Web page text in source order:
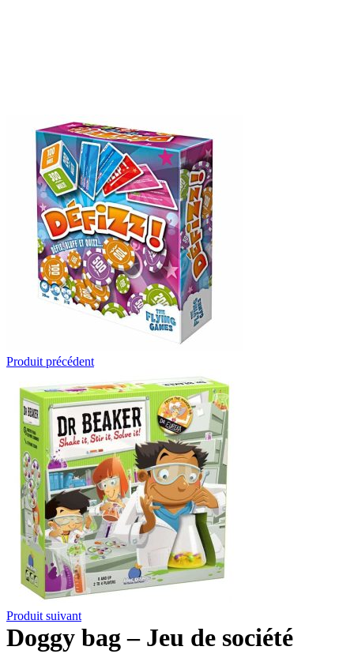
Produit précédent
Produit suivant
Doggy bag – Jeu de société